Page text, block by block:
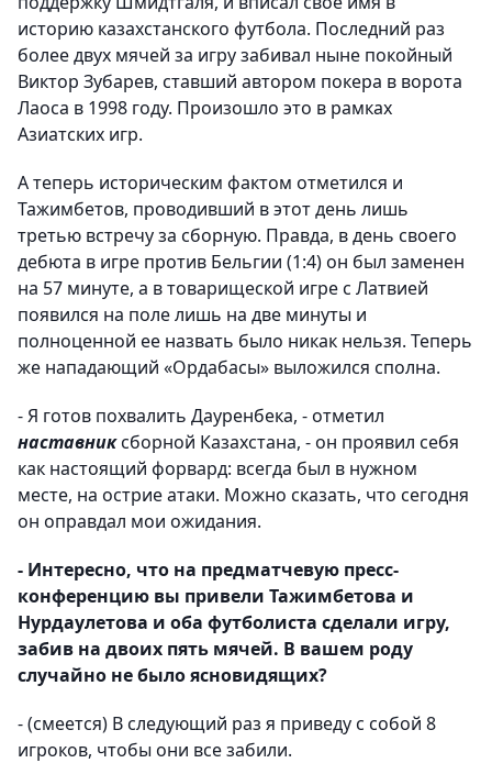
историю казахстанского футбола. Последний раз
более двух мячей за игру забивал ныне покойный
Виктор Зубарев, ставший автором покера в ворота
Лаоса в 1998 году. Произошло это в рамках
Азиатских игр.
А теперь историческим фактом отметился и
Тажимбетов, проводивший в этот день лишь
третью встречу за сборную. Правда, в день своего
дебюта в игре против Бельгии (1:4) он был заменен
на 57 минуте, а в товарищеской игре с Латвией
появился на поле лишь на две минуты и
полноценной ее назвать было никак нельзя. Теперь
же нападающий «Ордабасы» выложился сполна.
- Я готов похвалить Дауренбека, - отметил
наставниксборной Казахстана, - он проявил себя
как настоящий форвард: всегда был в нужном
месте, на острие атаки. Можно сказать, что сегодня
он оправдал мои ожидания.
- Интересно, что на предматчевую пресс-
конференцию вы привели Тажимбетова и
Нурдаулетова и оба футболиста сделали игру,
забив на двоих пять мячей. В вашем роду
случайно не было ясновидящих?
- (смеется) В следующий раз я приведу с собой 8
игроков, чтобы они все забили.